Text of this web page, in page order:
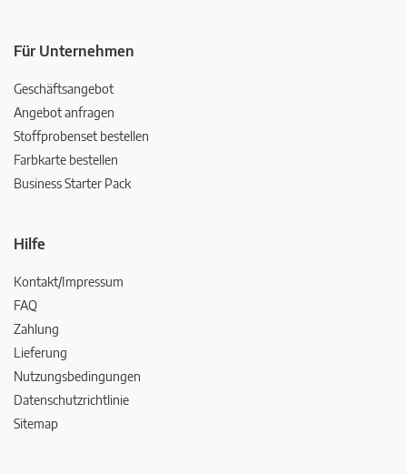
Für Unternehmen
Geschäftsangebot
Angebot anfragen
Stoffprobenset bestellen
Farbkarte bestellen
Business Starter Pack
Hilfe
Kontakt/Impressum
FAQ
Zahlung
Lieferung
Nutzungsbedingungen
Datenschutzrichtlinie
Sitemap